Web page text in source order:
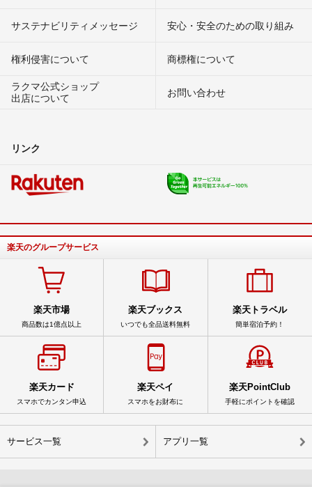
サステナビリティメッセージ 安心・安全のための取り組み
権利侵害について
商標権について
ラクマ公式ショップ
出店について
お問い合わせ
リンク
楽天のグループサービス
楽天市場
商品数は1億点以上
楽天ブックス
いつでも全品送料無料
楽天トラベル
簡単宿泊予約！
楽天カード
スマホでカンタン申込
楽天ペイ
スマホをお財布に
楽天PointClub
手軽にポイントを確認
サービス一覧 アプリ一覧